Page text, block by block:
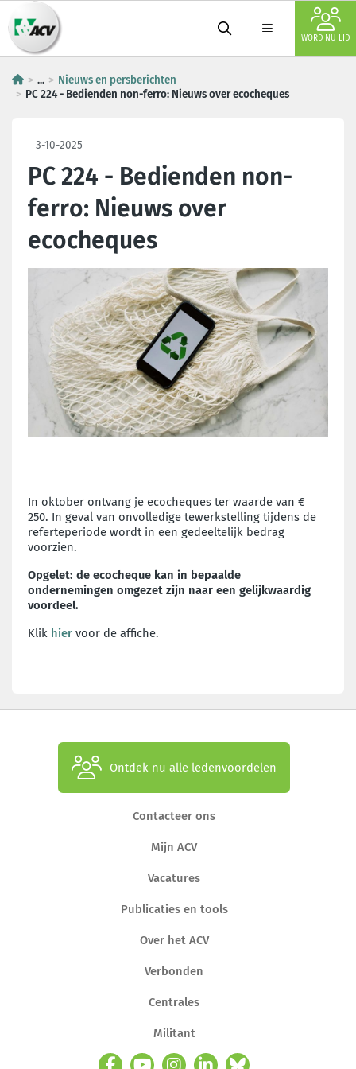
WORD NU LID
...
Nieuws en persberichten
PC 224 - Bedienden non-ferro: Nieuws over ecocheques
3-10-2025
PC 224 - Bedienden non-
ferro: Nieuws over
ecocheques
In oktober ontvang je ecocheques ter waarde van €
250. In geval van onvolledige tewerkstelling tijdens de
referteperiode wordt in een gedeeltelijk bedrag
voorzien.
Opgelet: de ecocheque kan in bepaalde
ondernemingen omgezet zijn naar een gelijkwaardig
voordeel.
Klik hier voor de affiche.
Ontdek nu alle ledenvoordelen
Contacteer ons
Mijn ACV
Vacatures
Publicaties en tools
Over het ACV
Verbonden
Centrales
Militant